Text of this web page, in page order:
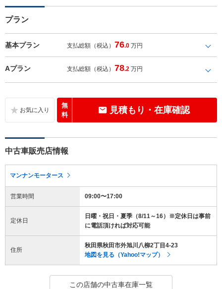
プラン
基本プラン 支払総額（税込） 76.0 万円
Aプラン 支払総額（税込） 78.2 万円
無
料
見積もり・在庫確認
中古車販売店情報
マンナンモータース
営業時間 09:00〜17:00
定休日
日曜・祝日・夏季（8/11～16）※定休日は事前
に電話頂ければ対応可能
住所
秋田県秋田市外旭川八柳2丁目4-23
地図を見る（Yahoo!マップ）
この店舗の中古車在庫一覧